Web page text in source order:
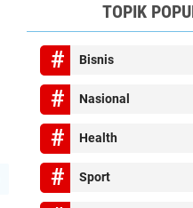
TOPIK
Bisnis
Nasional
Health
Sport